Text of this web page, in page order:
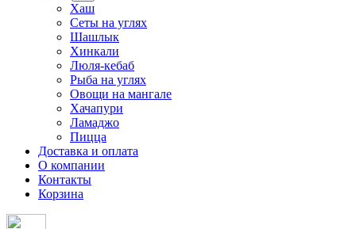
Хаш
Сеты на углях
Шашлык
Хинкали
Люля-кебаб
Рыба на углях
Овощи на мангале
Хачапури
Ламаджо
Пицца
Доставка и оплата
О компании
Контакты
Корзина